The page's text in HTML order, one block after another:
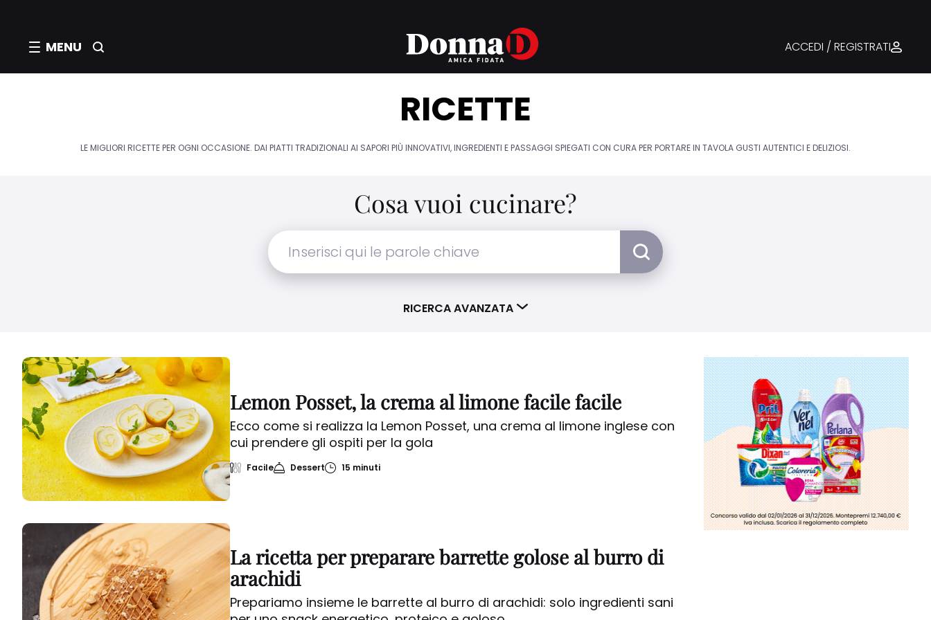
MENU ACCEDI / REGISTRATI
RICETTE
LE MIGLIORI RICETTE PER OGNI OCCASIONE. DAI PIATTI TRADIZIONALI AI SAPORI PIÙ INNOVATIVI, INGREDIENTI E PASSAGGI SPIEGATI CON CURA PER PORTARE IN TAVOLA GUSTI AUTENTICI E DELIZIOSI.
Cosa vuoi cucinare?
RICERCA AVANZATA
DIFFICOLTA'
Nessuna selezione
TEMPO DI PREPARAZIONE
Nessuna selezione
Cancella selezione
Lemon Posset, la crema al limone facile facile
Ecco come si realizza la Lemon Posset, una crema al limone inglese con
cui prendere gli ospiti per la gola
Facile Dessert 15 minuti
La ricetta per preparare barrette golose al burro di
arachidi
Prepariamo insieme le barrette al burro di arachidi: solo ingredienti sani